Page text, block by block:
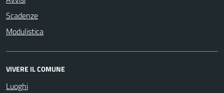
Scadenze
Modulistica
VIVERE IL COMUNE
Luoghi